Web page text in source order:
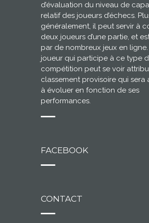
d’évaluation du niveau de
relatif des joueurs d’échecs.
généralement, il peut servir à
deux joueurs d’une partie, et
par de nombreux jeux en
joueur qui participe à ce type
compétition peut se voir
classement provisoire qui sera
à évoluer en fonction de ses
performances.
FACEBOOK
CONTACT